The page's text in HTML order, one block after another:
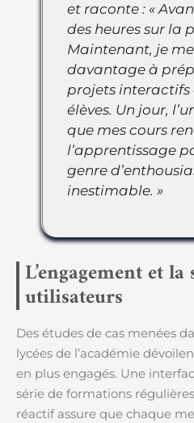
et raconte : «
des heures sur la
Maintenant, je
davantage à
projets interactifs
élèves. Un jour,
que mes cours
l’apprentissage
genre
inestimable. »
L’engagement et
utilisateurs
Des études de cas menées
lycées de l’académie
en plus engagés. Une
série de formations
réactif assure que chaque